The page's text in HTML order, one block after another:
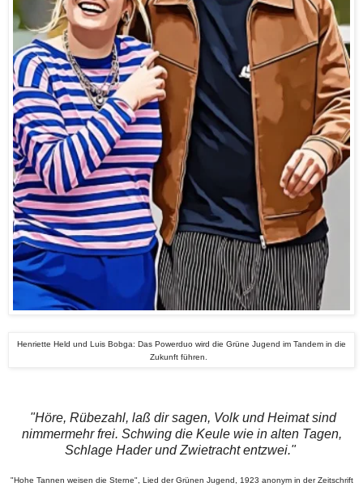
Henriette Held und Luis Bobga: Das Powerduo wird die Grüne Jugend im Tandem in die
Zukunft führen.
"Höre, Rübezahl, laß dir sagen, Volk und Heimat sind
nimmermehr frei. Schwing die Keule wie in alten Tagen,
Schlage Hader und Zwietracht entzwei."
"Hohe Tannen weisen die Sterne", Lied der Grünen Jugend, 1923 anonym in der Zeitschrift